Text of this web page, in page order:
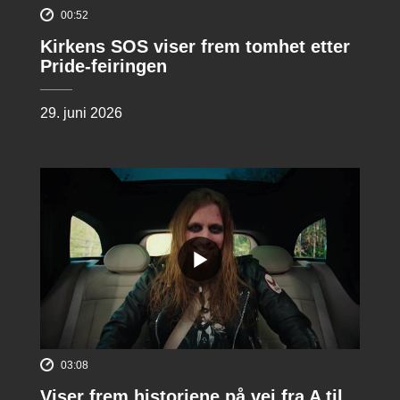
00:52
Kirkens SOS viser frem tomhet etter
Pride-feiringen
29. juni 2026
03:08